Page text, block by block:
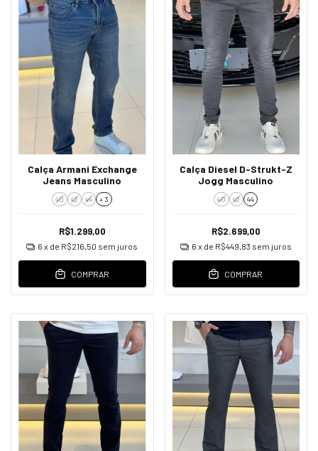
Calça Armani Exchange
Jeans Masculino
40 42 44 + 3
R$1.299,00
6 x de R$216,50 sem juros
COMPRAR
Calça Diesel D-Strukt-Z
Jogg Masculino
40 42 44
R$2.699,00
6 x de R$449,83 sem juros
COMPRAR